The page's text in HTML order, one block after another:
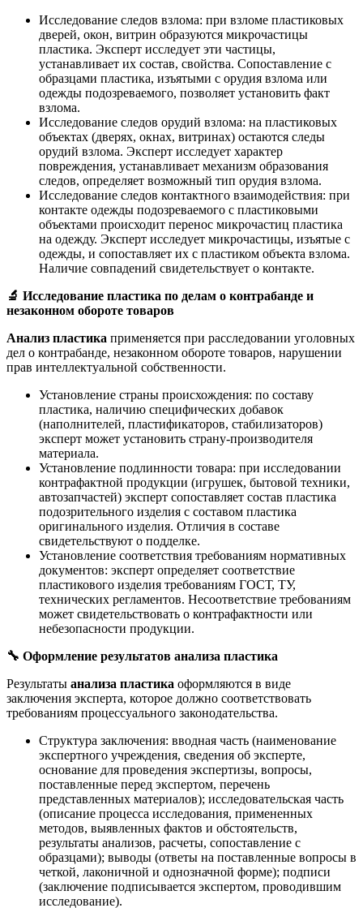
Исследование следов взлома: при взломе пластиковых
дверей, окон, витрин образуются микрочастицы
пластика. Эксперт исследует эти частицы,
устанавливает их состав, свойства. Сопоставление с
образцами пластика, изъятыми с орудия взлома или
одежды подозреваемого, позволяет установить факт
взлома.
Исследование следов орудий взлома: на пластиковых
объектах (дверях, окнах, витринах) остаются следы
орудий взлома. Эксперт исследует характер
повреждения, устанавливает механизм образования
следов, определяет возможный тип орудия взлома.
Исследование следов контактного взаимодействия: при
контакте одежды подозреваемого с пластиковыми
объектами происходит перенос микрочастиц пластика
на одежду. Эксперт исследует микрочастицы, изъятые с
одежды, и сопоставляет их с пластиком объекта взлома.
Наличие совпадений свидетельствует о контакте.
🔬 Исследование пластика по делам о контрабанде и
незаконном обороте товаров
Анализ пластика применяется при расследовании уголовных
дел о контрабанде, незаконном обороте товаров, нарушении
прав интеллектуальной собственности.
Установление страны происхождения: по составу
пластика, наличию специфических добавок
(наполнителей, пластификаторов, стабилизаторов)
эксперт может установить страну-производителя
материала.
Установление подлинности товара: при исследовании
контрафактной продукции (игрушек, бытовой техники,
автозапчастей) эксперт сопоставляет состав пластика
подозрительного изделия с составом пластика
оригинального изделия. Отличия в составе
свидетельствуют о подделке.
Установление соответствия требованиям нормативных
документов: эксперт определяет соответствие
пластикового изделия требованиям ГОСТ, ТУ,
технических регламентов. Несоответствие требованиям
может свидетельствовать о контрафактности или
небезопасности продукции.
🔧 Оформление результатов анализа пластика
Результаты анализа пластика оформляются в виде
заключения эксперта, которое должно соответствовать
требованиям процессуального законодательства.
Структура заключения: вводная часть (наименование
экспертного учреждения, сведения об эксперте,
основание для проведения экспертизы, вопросы,
поставленные перед экспертом, перечень
представленных материалов); исследовательская часть
(описание процесса исследования, примененных
методов, выявленных фактов и обстоятельств,
результаты анализов, расчеты, сопоставление с
образцами); выводы (ответы на поставленные вопросы в
четкой, лаконичной и однозначной форме); подписи
(заключение подписывается экспертом, проводившим
исследование).